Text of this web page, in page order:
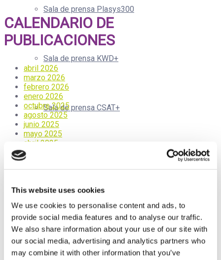
This website uses cookies
We use cookies to personalise content and ads, to
provide social media features and to analyse our traffic.
We also share information about your use of our site with
our social media, advertising and analytics partners who
may combine it with other information that you’ve
Sala de prensa Plasys300
Sala de prensa KWD+
Sala de prensa CSAT+
Sala de prensa Liboost
Sala de prensa Xorialyc
CALENDARIO DE
PUBLICACIONES
abril 2026
marzo 2026
febrero 2026
enero 2026
octubre 2025
agosto 2025
junio 2025
mayo 2025
abril 2025
marzo 2025
enero 2025
abril 2024
febrero 2024
diciembre 2023
noviembre 2023
octubre 2023
septiembre 2023
mayo 2023